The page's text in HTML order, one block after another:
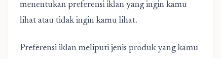
menentukan preferensi iklan yang ingin kamu
lihat atau tidak ingin kamu lihat.
Preferensi iklan meliputi jenis produk yang kamu